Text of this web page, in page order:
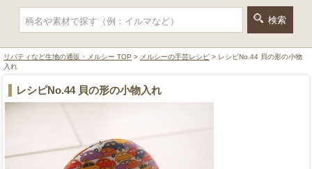
リバティなど生地の通販・メルシー TOP > メルシーの手芸レシピ > レシピNo.44 貝の形の小物
入れ
レシピNo.44 貝の形の小物入れ